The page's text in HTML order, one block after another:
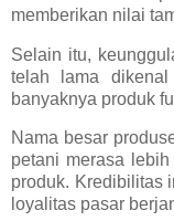
memberikan nilai
Selain itu,
telah lama
banyaknya produk
Nama besar
petani merasa
produk. Kredibilitas
loyalitas pasar